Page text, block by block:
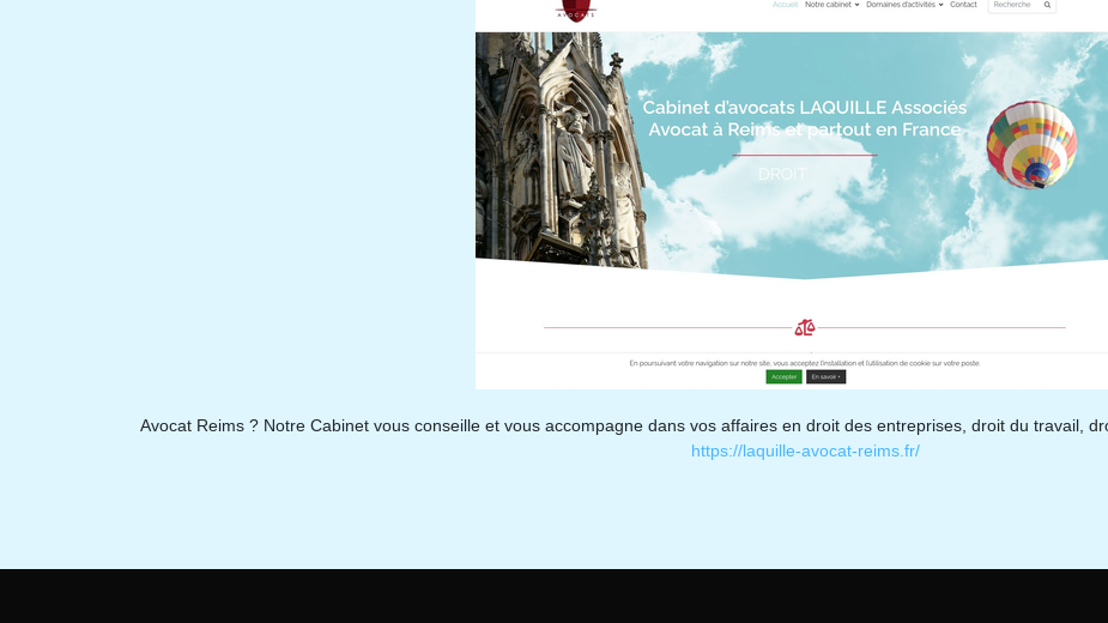
Avocat Reims ? Notre Cabinet vous conseille et vous accompagne dans vos affaires en droit des entreprises, droit du travail,
https://laquille-avocat-reims.fr/